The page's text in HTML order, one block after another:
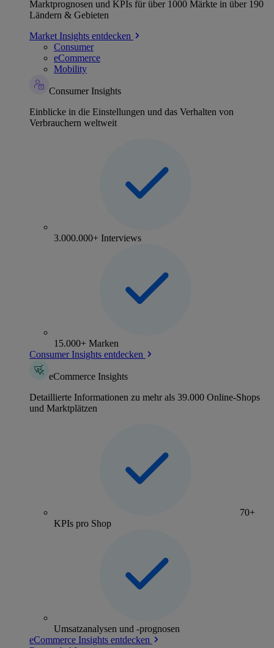
Marktprognosen und KPIs für über 1000 Märkte in über 190
Ländern & Gebieten
Market Insights entdecken
Consumer
eCommerce
Mobility
Consumer Insights
Einblicke in die Einstellungen und das Verhalten von
Verbrauchern weltweit
3.000.000+ Interviews
15.000+ Marken
Consumer Insights entdecken
eCommerce Insights
Detaillierte Informationen zu mehr als 39.000 Online-Shops
und Marktplätzen
70+
KPIs pro Shop
Umsatzanalysen und -prognosen
eCommerce Insights entdecken